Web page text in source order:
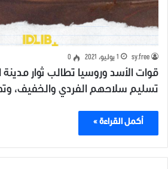
sy.free 1 يوليو، 2021 0
قوات الأسد وروسيا تطالب ثوار
تسليم سلاحهم الفردي والخفيف،
أكمل القراءة »